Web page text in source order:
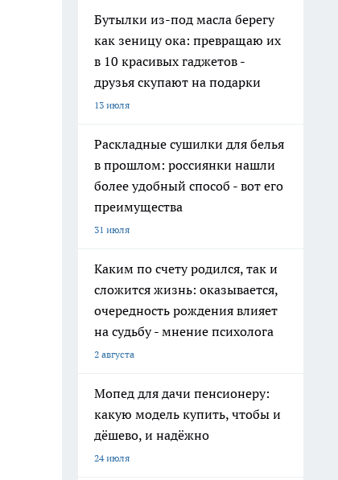
Бутылки из-под масла берегу
как зеницу ока: превращаю их
в 10 красивых гаджетов -
друзья скупают на подарки
13 июля
Раскладные сушилки для белья
в прошлом: россиянки нашли
более удобный способ - вот его
преимущества
31 июля
Каким по счету родился, так и
сложится жизнь: оказывается,
очередность рождения влияет
на судьбу - мнение психолога
2 августа
Мопед для дачи пенсионеру:
какую модель купить, чтобы и
дёшево, и надёжно
24 июля